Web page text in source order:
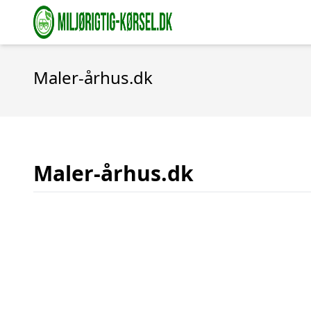
Maler-århus.dk
Maler-århus.dk